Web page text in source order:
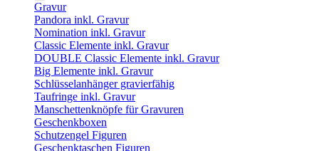
Gravur
Pandora inkl. Gravur
Nomination inkl. Gravur
Classic Elemente inkl. Gravur
DOUBLE Classic Elemente inkl. Gravur
Big Elemente inkl. Gravur
Schlüsselanhänger gravierfähig
Taufringe inkl. Gravur
Manschettenknöpfe für Gravuren
Geschenkboxen
Schutzengel Figuren
Geschenktaschen Figuren